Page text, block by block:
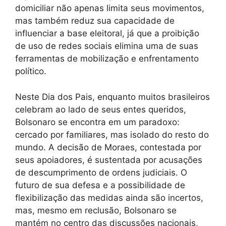
domiciliar não apenas limita seus movimentos,
mas também reduz sua capacidade de
influenciar a base eleitoral, já que a proibição
de uso de redes sociais elimina uma de suas
ferramentas de mobilização e enfrentamento
político.
Neste Dia dos Pais, enquanto muitos brasileiros
celebram ao lado de seus entes queridos,
Bolsonaro se encontra em um paradoxo:
cercado por familiares, mas isolado do resto do
mundo. A decisão de Moraes, contestada por
seus apoiadores, é sustentada por acusações
de descumprimento de ordens judiciais. O
futuro de sua defesa e a possibilidade de
flexibilização das medidas ainda são incertos,
mas, mesmo em reclusão, Bolsonaro se
mantém no centro das discussões nacionais,